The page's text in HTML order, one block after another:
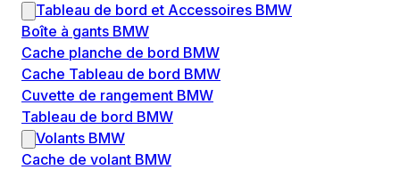
Tableau de bord et Accessoires BMW
Boîte à gants BMW
Cache planche de bord BMW
Cache Tableau de bord BMW
Cuvette de rangement BMW
Tableau de bord BMW
Volants BMW
Cache de volant BMW